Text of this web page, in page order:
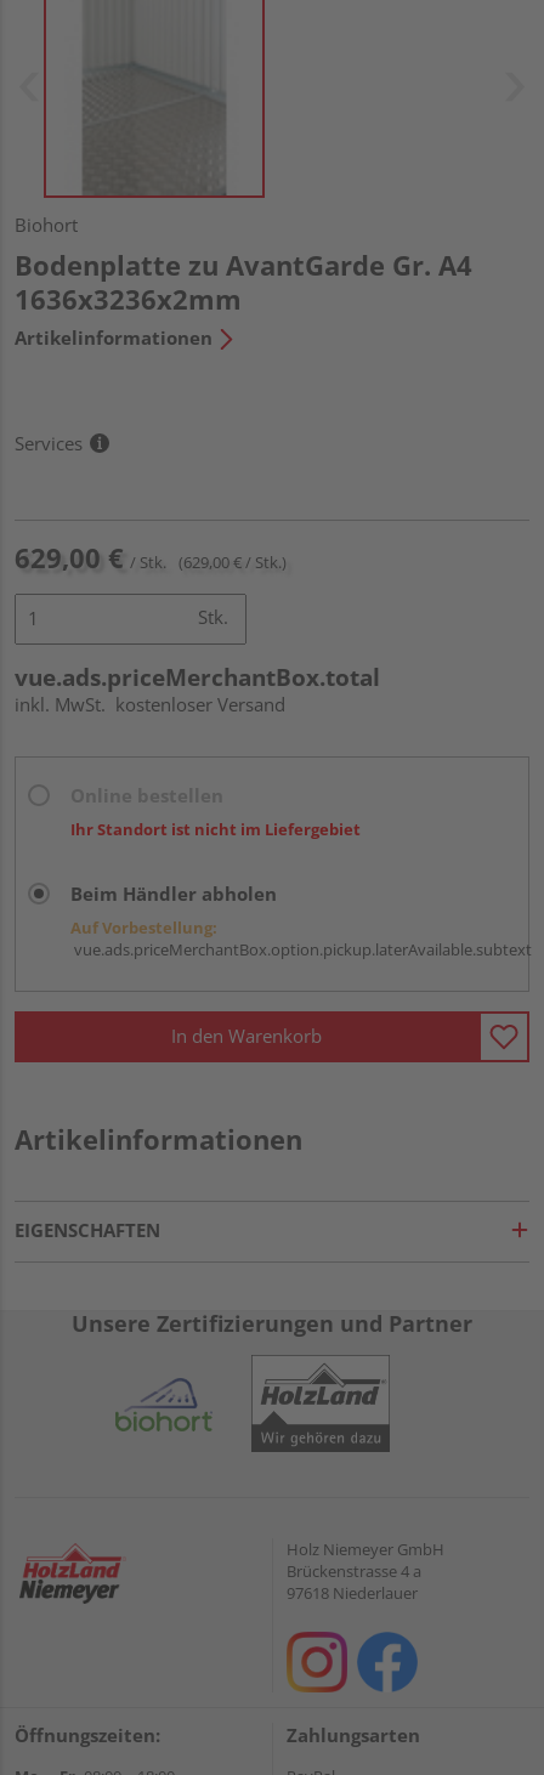
Biohort
Bodenplatte zu AvantGarde Gr. A4
1636x3236x2mm
Artikelinformationen
Services
629,00 € / Stk. (629,00 € / Stk.)
Stk.
vue.ads.priceMerchantBox.total
inkl. MwSt. kostenloser Versand
Ihr Standort ist nicht im Liefergebiet
Beim Händler abholen
Auf Vorbestellung:
vue.ads.priceMerchantBox.option.pickup.laterAvailable.subtext
In den Warenkorb
Artikelinformationen
EIGENSCHAFTEN
Unsere Zertifizierungen und Partner
Holz Niemeyer GmbH
Brückenstrasse 4 a
97618 Niederlauer
Öffnungszeiten: Zahlungsarten